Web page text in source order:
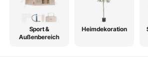
Sport &
Außenbereich
Heimdekoration